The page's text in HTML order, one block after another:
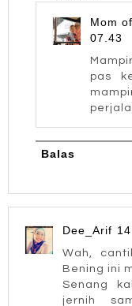
Mom
07.43
pas
Balas
Dee_Arif
Wah,
Bening ini
Senang
jernih